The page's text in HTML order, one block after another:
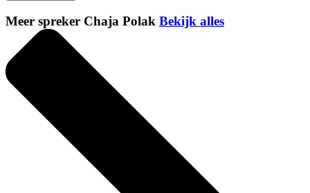
Meer spreker Chaja Polak Bekijk alles